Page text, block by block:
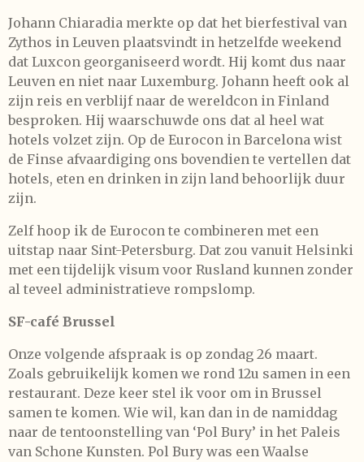
Johann Chiaradia merkte op dat het bierfestival van
Zythos in Leuven plaatsvindt in hetzelfde weekend
dat Luxcon georganiseerd wordt. Hij komt dus naar
Leuven en niet naar Luxemburg. Johann heeft ook al
zijn reis en verblijf naar de wereldcon in Finland
besproken. Hij waarschuwde ons dat al heel wat
hotels volzet zijn. Op de Eurocon in Barcelona wist
de Finse afvaardiging ons bovendien te vertellen dat
hotels, eten en drinken in zijn land behoorlijk duur
zijn.
Zelf hoop ik de Eurocon te combineren met een
uitstap naar Sint-Petersburg. Dat zou vanuit Helsinki
met een tijdelijk visum voor Rusland kunnen zonder
al teveel administratieve rompslomp.
SF-café Brussel
Onze volgende afspraak is op zondag 26 maart.
Zoals gebruikelijk komen we rond 12u samen in een
restaurant. Deze keer stel ik voor om in Brussel
samen te komen. Wie wil, kan dan in de namiddag
naar de tentoonstelling van ‘Pol Bury’ in het Paleis
van Schone Kunsten. Pol Bury was een Waalse